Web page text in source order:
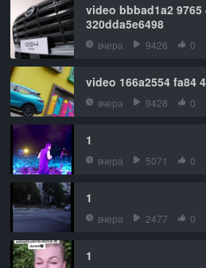
video bbbad1a2 9765
320dda5e6498
вчера 9426 0
video 166a2554 fa84
вчера 9428 0
1
вчера 5071 0
1
вчера 2477 0
1